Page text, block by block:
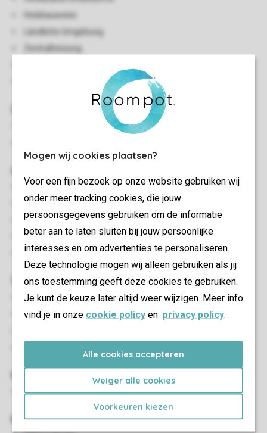
Mogen wij cookies plaatsen?
Voor een fijn bezoek op onze website gebruiken wij
onder meer tracking cookies, die jouw
persoonsgegevens gebruiken om de informatie
beter aan te laten sluiten bij jouw persoonlijke
interesses en om advertenties te personaliseren.
Deze technologie mogen wij alleen gebruiken als jij
ons toestemming geeft deze cookies te gebruiken.
Je kunt de keuze later altijd weer wijzigen. Meer info
vind je in onze cookie policy en privacy policy.
Alle cookies accepteren
Weiger alle cookies
Voorkeuren kiezen
Holzbauweise
Ländliche Umgebung
Zentralheizung
Schlafzimmer mit einem Doppelbett
Terrasse
Gartenmöbel
Terrasse mit Sichtschutz
Hot Tub
Stellplatz für ein Auto in der Nähe der Unterkunft
Wohn-/Esszimmer
Sitzecke
Essecke
Kinder-Einrichtungen
Kinderhochstuhl (auf Anfrage)
Küche